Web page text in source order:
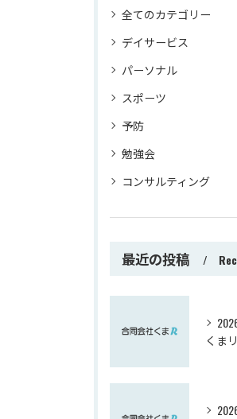
全てのカテゴリー
デイサービス
パーソナル
スポーツ
予防
勉強会
コンサルティング
最近の投稿